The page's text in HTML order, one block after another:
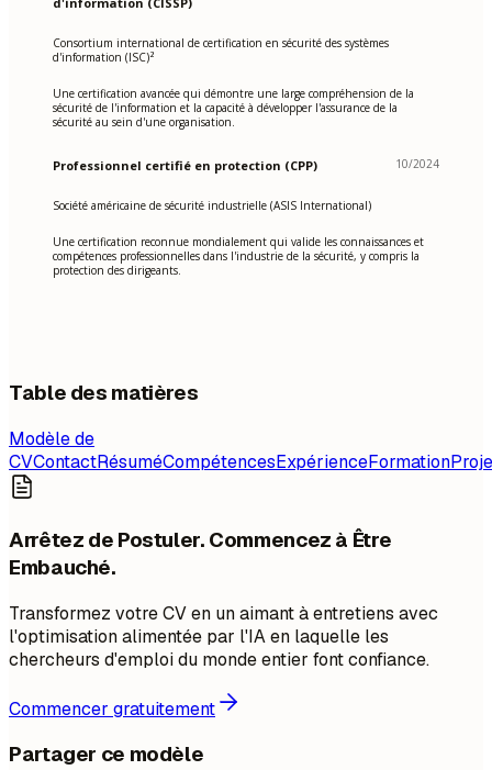
Consortium international de certification en sécurité des systèmes
d'information (ISC)²
Une certification avancée qui démontre une large compréhension de la
sécurité de l'information et la capacité à développer l'assurance de la
sécurité au sein d'une organisation.
Professionnel certifié en protection (CPP) 10/2024
Société américaine de sécurité industrielle (ASIS International)
Une certification reconnue mondialement qui valide les connaissances et
compétences professionnelles dans l'industrie de la sécurité, y compris la
protection des dirigeants.
Table des matières
Modèle de
CVContactRésuméCompétencesExpérienceFormation
Arrêtez de Postuler. Commencez à Être
Embauché.
Transformez votre CV en un aimant à entretiens avec
l'optimisation alimentée par l'IA en laquelle les
chercheurs d'emploi du monde entier font confiance.
Commencer gratuitement
Partager ce modèle